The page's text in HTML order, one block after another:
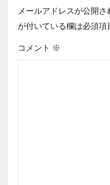
メールアドレスが公開さ
が付いている欄は必須項
コメント ※